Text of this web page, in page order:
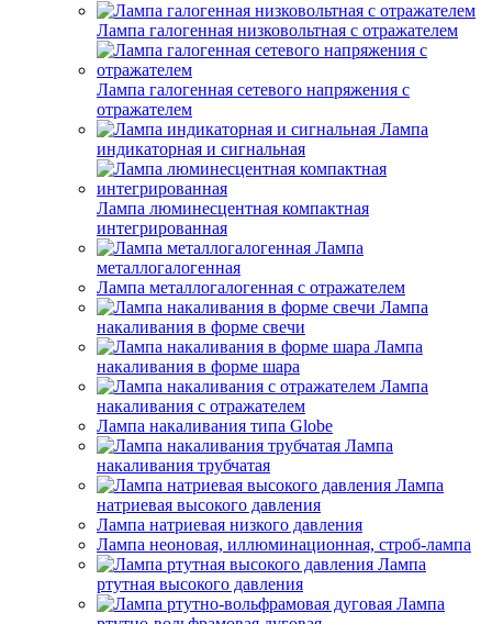
Лампа галогенная низковольтная с отражателем
Лампа галогенная сетевого напряжения с
отражателем
Лампа
индикаторная и сигнальная
Лампа люминесцентная компактная
интегрированная
Лампа
металлогалогенная
Лампа металлогалогенная с отражателем
Лампа
накаливания в форме свечи
Лампа
накаливания в форме шара
Лампа
накаливания с отражателем
Лампа накаливания типа Globe
Лампа
накаливания трубчатая
Лампа
натриевая высокого давления
Лампа натриевая низкого давления
Лампа неоновая, иллюминационная, строб-лампа
Лампа
ртутная высокого давления
Лампа